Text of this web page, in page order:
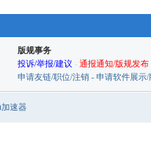
版规事务
投诉/举报/建议 - 通报通知/版规发布
申请友链/职位/注销 - 申请软件展示/
速器